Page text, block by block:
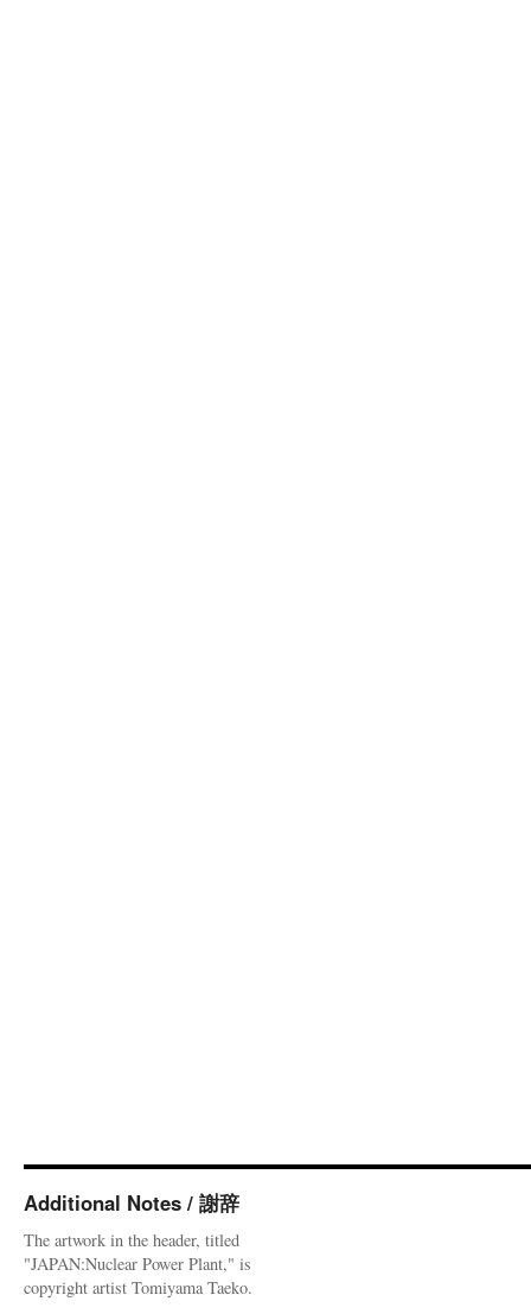
Additional Notes / 謝辞
The artwork in the header, titled
"JAPAN:Nuclear Power Plant," is
copyright artist Tomiyama Taeko.